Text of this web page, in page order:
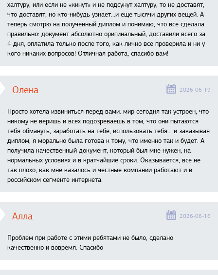
халтуру, или если не «кинут» и не подсунут халтуру, то не доставят,
что доставят, но кто-нибудь узнает...и еще тысячи других вещей. А
теперь смотрю на полученный диплом и понимаю, что все сделала
правильно: документ абсолютно оригинальный, доставили всего за
4 дня, оплатила только после того, как лично все проверила и ни у
кого никаких вопросов! Отличная работа, спасибо вам!
Олена 2026-06-19
Просто хотела извиниться перед вами: мир сегодня так устроен, что
никому не веришь и всех подозреваешь в том, что они пытаются
тебя обмануть, заработать на тебе, использовать тебя... и заказывая
диплом, я морально была готова к тому, что именно так и будет. А
получила качественный документ, который был мне нужен, на
нормальных условиях и в кратчайшие сроки. Оказывается, все не
так плохо, как мне казалось и честные компании работают и в
российском сегменте интернета.
Алла 2026-06-16
Проблем при работе с этими ребятами не было, сделано
качественно и вовремя. Спасибо